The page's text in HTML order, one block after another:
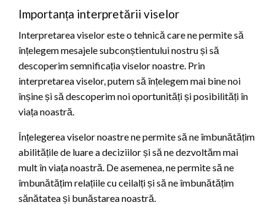
Importanța interpretării viselor
Interpretarea viselor este o tehnică care ne permite să
înțelegem mesajele subconștientului nostru și să
descoperim semnificația viselor noastre. Prin
interpretarea viselor, putem să înțelegem mai bine noi
înșine și să descoperim noi oportunități și posibilități în
viața noastră.
Înțelegerea viselor noastre ne permite să ne îmbunătățim
abilitățile de luare a deciziilor și să ne dezvoltăm mai
mult în viața noastră. De asemenea, ne permite să ne
îmbunătățim relațiile cu ceilalți și să ne îmbunătățim
sănătatea și bunăstarea noastră.